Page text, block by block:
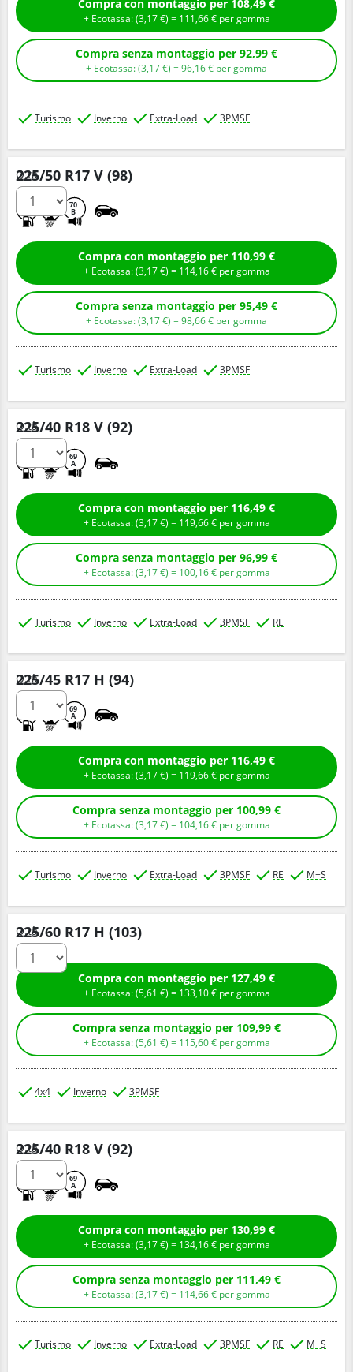
Compra con montaggio per 108,49 €
+ Ecotassa: (3,17€ ) = 111,66€ per gomma
Compra senza montaggio per 92,99 €
+ Ecotassa: (3,17€ ) =96,16€ per gomma
Turismo Inverno Extra-Load 3PMSF
225/50 R17 V (98)
70
B
Q.tà
Compra con montaggio per 110,99 €
+ Ecotassa: (3,17€ ) = 114,16€ per gomma
Compra senza montaggio per 95,49 €
+ Ecotassa: (3,17€ ) =98,66€ per gomma
Turismo Inverno Extra-Load 3PMSF
225/40 R18 V (92)
69
A
Q.tà
Compra con montaggio per 116,49 €
+ Ecotassa: (3,17€ ) = 119,66€ per gomma
Compra senza montaggio per 96,99 €
+ Ecotassa: (3,17€ ) = 100,16€ per gomma
Turismo Inverno Extra-Load 3PMSF RE
225/45 R17 H (94)
69
A
Q.tà
Compra con montaggio per 116,49 €
+ Ecotassa: (3,17€ ) = 119,66€ per gomma
Compra senza montaggio per 100,99 €
+ Ecotassa: (3,17€ ) = 104,16€ per gomma
Turismo Inverno Extra-Load 3PMSF RE M+S
225/60 R17 H (103)
Q.tà
Compra con montaggio per 127,49 €
+ Ecotassa: (5,61 € ) = 133,10€ per gomma
Compra senza montaggio per 109,99 €
+ Ecotassa: (5,61 € ) = 115,60€ per gomma
4x4 Inverno 3PMSF
225/40 R18 V (92)
69
A
Q.tà
Compra con montaggio per 130,99 €
+ Ecotassa: (3,17€ ) = 134,16€ per gomma
Compra senza montaggio per 111,49 €
+ Ecotassa: (3,17€ ) = 114,66€ per gomma
Turismo Inverno Extra-Load 3PMSF RE M+S